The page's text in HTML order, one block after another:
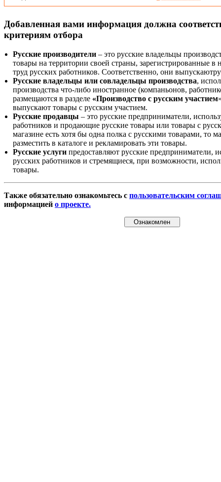
Добавленная вами информация должна
критериям отбора
Русские производители – это русские владельцы
товары на территории своей страны, зарегистрированные
труд русских работников. Соответственно, они
Русские владельцы или совладельцы производства,
производства что-либо иностранное (компаньонов,
размещаются в разделе «Производство с русским участием
выпускают товары с русским участием.
Русские продавцы – это русские предприниматели,
работников и продающие русские товары или товары с
магазине есть хотя бы одна полка с русскими товарами, то
разместить в каталоге и рекламировать эти товары.
Русские услуги предоставляют русские предприниматели,
русских работников и стремящиеся, при возможности,
товары.
Также обязательно ознакомьтесь с пользовательским
информацией о проекте.
Ознакомлен